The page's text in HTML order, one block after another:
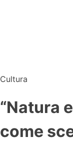
Cultura
“Natura
come